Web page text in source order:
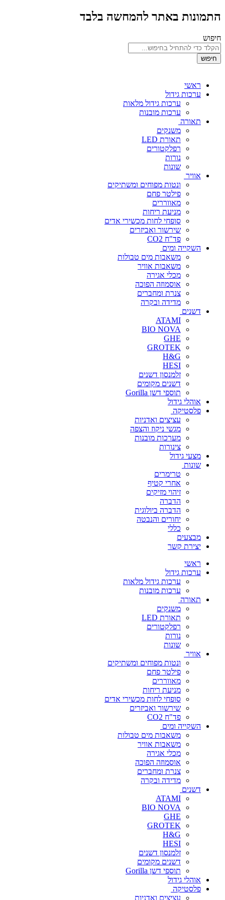
התמונות באתר להמחשה בלבד
חיפוש
חיפוש
ראשי
ערכות גידול
ערכות גידול מלאות
ערכות מובנות
תאורה
משנקים
תאורת LED
רפלקטורים
נורות
שונות
אוויר
ונטות מפוחים ומשתיקים
פילטר פחם
מאווררים
מניעת ריחות
סופחי לחות מכשירי אדים
שירשור ואביזרים
פד"ח CO2
השקייה ומים
משאבות מים טבולות
משאבות אוויר
מכלי אגירה
אוסמוזה הפוכה
צנרת ומחברים
מדידה ובקרה
דשנים
ATAMI
BIO NOVA
GHE
GROTEK
H&G
HESI
זלמנסון דשנים
דשנים מקומים
תוספי דשן Gorilla
אוהלי גידול
פלסטיקה
עציצים ואדניות
מגשי ניקוז והצפה
מערכות מובנות
צינורות
מצעי גידול
שונות
טרימרים
אחרי קטיף
זיהוי מזיקים
הדברה
הדברה ביולוגית
יחורים והנבטה
כללי
מבצעים
יצירת קשר
ראשי
ערכות גידול
ערכות גידול מלאות
ערכות מובנות
תאורה
משנקים
תאורת LED
רפלקטורים
נורות
שונות
אוויר
ונטות מפוחים ומשתיקים
פילטר פחם
מאווררים
מניעת ריחות
סופחי לחות מכשירי אדים
שירשור ואביזרים
פד"ח CO2
השקייה ומים
משאבות מים טבולות
משאבות אוויר
מכלי אגירה
אוסמוזה הפוכה
צנרת ומחברים
מדידה ובקרה
דשנים
ATAMI
BIO NOVA
GHE
GROTEK
H&G
HESI
זלמנסון דשנים
דשנים מקומים
תוספי דשן Gorilla
אוהלי גידול
פלסטיקה
עציצים ואדניות